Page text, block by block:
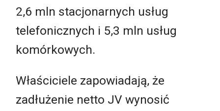
2,6 mln stacjonarnych usług
telefonicznych i 5,3 mln usług
komórkowych.
Właściciele zapowiadają, że
zadłużenie netto JV wynosić